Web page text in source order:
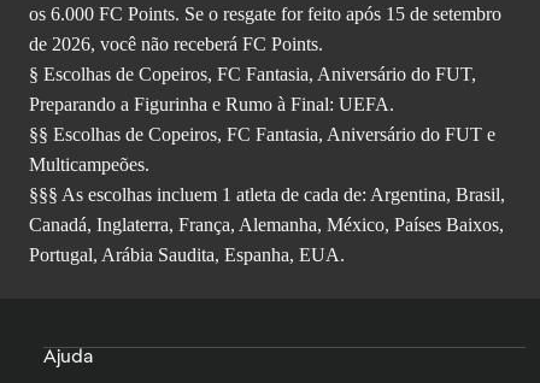
os 6.000 FC Points. Se o resgate for feito após 15 de setembro
de 2026, você não receberá FC Points.
§ Escolhas de Copeiros, FC Fantasia, Aniversário do FUT,
Preparando a Figurinha e Rumo à Final: UEFA.
§§ Escolhas de Copeiros, FC Fantasia, Aniversário do FUT e
Multicampeões.
§§§ As escolhas incluem 1 atleta de cada de: Argentina, Brasil,
Canadá, Inglaterra, França, Alemanha, México, Países Baixos,
Portugal, Arábia Saudita, Espanha, EUA.
Ajuda